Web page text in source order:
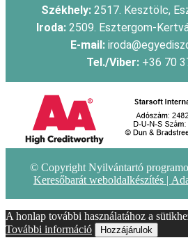
Székhely:2517. Kesztölc,
Iroda: 2509. Esztergom-
E-mail:
Tel./Viber:+36 70
© Copyright Nyilvántartó
Keresőbarát weboldalkészítés |
A honlap további használatához a
További információ
Hozzájárulok